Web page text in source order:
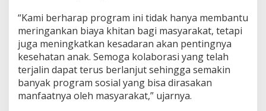
n
a
k
d
S
e
n
“Kami berharap program ini tidak hanya membantu
meringankan biaya khitan bagi masyarakat, tetapi
juga meningkatkan kesadaran akan pentingnya
kesehatan anak. Semoga kolaborasi yang telah
terjalin dapat terus berlanjut sehingga semakin
banyak program sosial yang bisa dirasakan
manfaatnya oleh masyarakat,” ujarnya.